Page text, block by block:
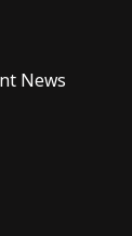
News